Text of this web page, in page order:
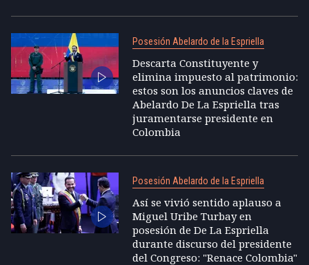
Posesión Abelardo de la Espriella
Descarta Constituyente y
elimina impuesto al patrimonio:
estos son los anuncios claves de
Abelardo De La Espriella tras
juramentarse presidente en
Colombia
Posesión Abelardo de la Espriella
Así se vivió sentido aplauso a
Miguel Uribe Turbay en
posesión de De La Espriella
durante discurso del presidente
del Congreso: "Renace Colombia"